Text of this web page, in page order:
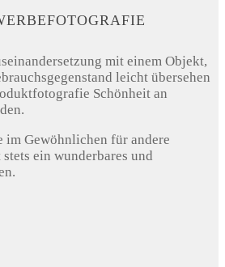
mit einem Objekt,
leicht übersehen
Schönheit an
im Gewöhnlichen für andere
ein wunderbares und